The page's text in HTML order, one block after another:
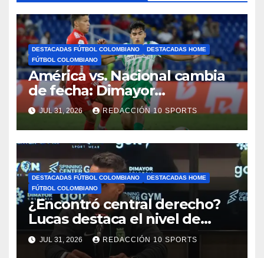
DESTACADAS FÚTBOL COLOMBIANO
DESTACADAS HOME
FÚTBOL COLOMBIANO
América vs. Nacional cambia
de fecha: Dimayor
reprogramó el clásico por
motivos de seguridad
JUL 31, 2026 REDACCIÓN 10 SPORTS
DESTACADAS FÚTBOL COLOMBIANO
DESTACADAS HOME
FÚTBOL COLOMBIANO
¿Encontró central derecho?
Lucas destaca el nivel de
Néider Parra
JUL 31, 2026 REDACCIÓN 10 SPORTS